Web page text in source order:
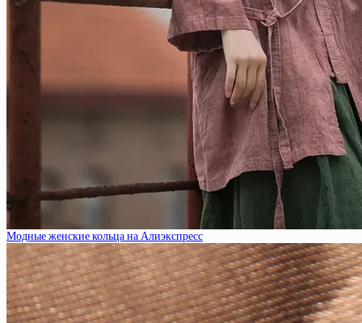
Модные женские кольца на Алиэкспресс